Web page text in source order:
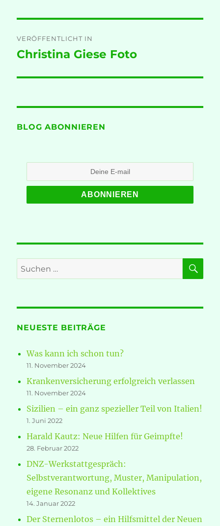
VERÖFFENTLICHT IN
Christina Giese Foto
BLOG ABONNIEREN
Suche
nach:
NEUESTE BEITRÄGE
Was kann ich schon tun?
11. November 2024
Krankenversicherung erfolgreich verlassen
11. November 2024
Sizilien – ein ganz spezieller Teil von Italien!
1. Juni 2022
Harald Kautz: Neue Hilfen für Geimpfte!
28. Februar 2022
DNZ-Werkstattgespräch:
Selbstverantwortung, Muster, Manipulation,
eigene Resonanz und Kollektives
14. Januar 2022
Der Sternenlotos – ein Hilfsmittel der Neuen